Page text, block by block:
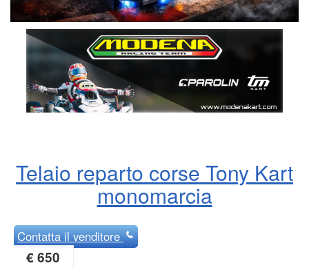
Telaio reparto corse Tony Kart
monomarcia
Contattail venditore
€ 650